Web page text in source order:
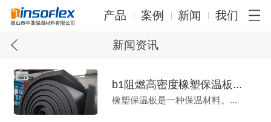
产品 案例 新闻 我们
新闻资讯
b1阻燃高密度橡塑保温板...
橡塑保温板是一种保温材料。...